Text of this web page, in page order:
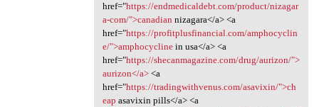
href="https://endmedicaldebt.com/product/nizagar
a-com/">canadian nizagara</a> <a
href="https://profitplusfinancial.com/amphocyclin
e/">amphocyclinein usa</a> <a
href="https://shecanmagazine.com/drug/aurizon/">
aurizon</a><a
href="https://tradingwithvenus.com/asavixin/">ch
eap asavixin pills</a> <a